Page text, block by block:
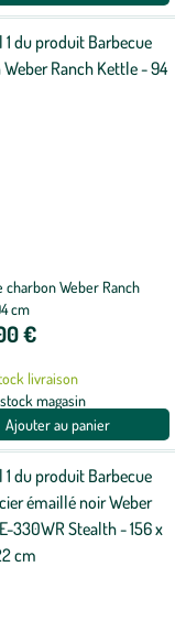
charbon Weber Ranch
cm
€
livraison
magasin
Ajouter au panier